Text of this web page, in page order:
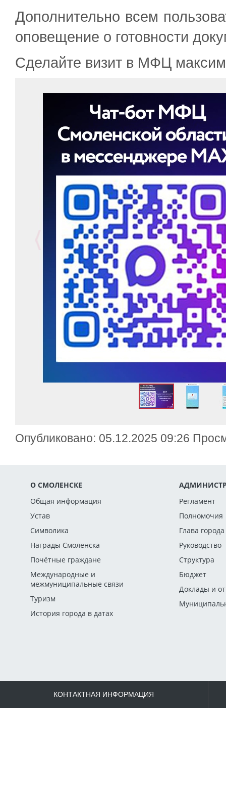
Дополнительно всем
оповещение о готовности
Сделайте визит в МФЦ
Опубликовано: 05.12.2025 09:26
О СМОЛЕНСКЕ
Общая информация
Устав
Символика
Награды Смоленска
Почётные граждане
Международные и
межмуниципальные связи
Туризм
История города в датах
Регламент
Полномочия
Глава города
Руководство
Структура
Бюджет
Доклады и
КОНТАКТНАЯ ИНФОРМАЦИЯ